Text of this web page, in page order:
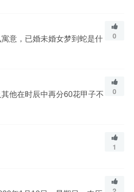
0
意，已婚未婚女梦到蛇是什
0
他在时辰中再分60花甲子不
1